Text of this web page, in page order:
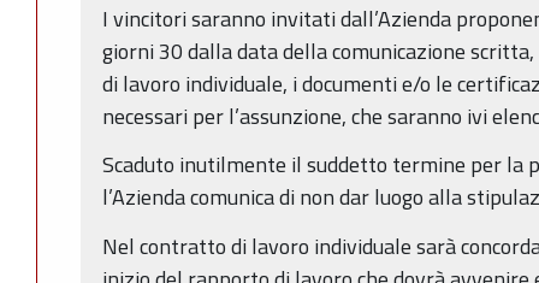
I vincitori saranno invitati dall’Azienda
giorni 30 dalla data della comunicazione
di lavoro individuale, i documenti e/o le
necessari per l’assunzione, che saranno ivi
Scaduto inutilmente il suddetto termine per la
l’Azienda comunica di non dar luogo alla
Nel contratto di lavoro individuale sarà